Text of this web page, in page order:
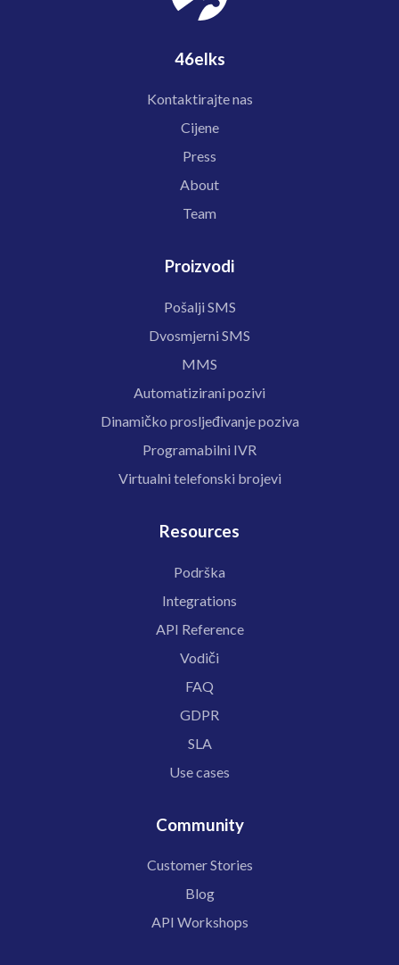
46elks
Kontaktirajte nas
Cijene
Press
About
Team
Proizvodi
Pošalji SMS
Dvosmjerni SMS
MMS
Automatizirani pozivi
Dinamičko prosljeđivanje poziva
Programabilni IVR
Virtualni telefonski brojevi
Resources
Podrška
Integrations
API Reference
Vodiči
FAQ
GDPR
SLA
Use cases
Community
Customer Stories
Blog
API Workshops